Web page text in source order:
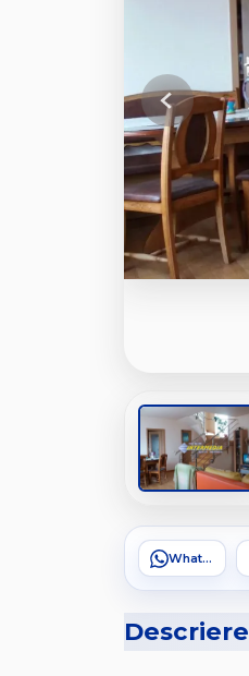
Previous
WhatsApp
Descriere